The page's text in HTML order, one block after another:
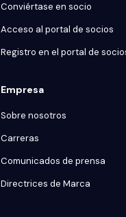
Conviértase en socio
Acceso al portal de socios
Registro en el portal de
Empresa
Sobre nosotros
Carreras
Comunicados de prensa
Directrices de Marca